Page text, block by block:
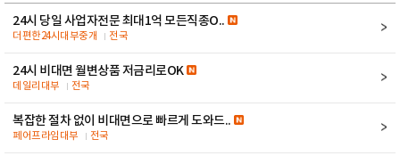
24시 당일 사업자전문 최대1억 모든직종O..
더편한24시대부중개 전국
24시 비대면 월변상품 저금리로OK
데일리대부 전국
복잡한 절차 없이 비대면으로 빠르게 도와드..
페어프라임대부 전국